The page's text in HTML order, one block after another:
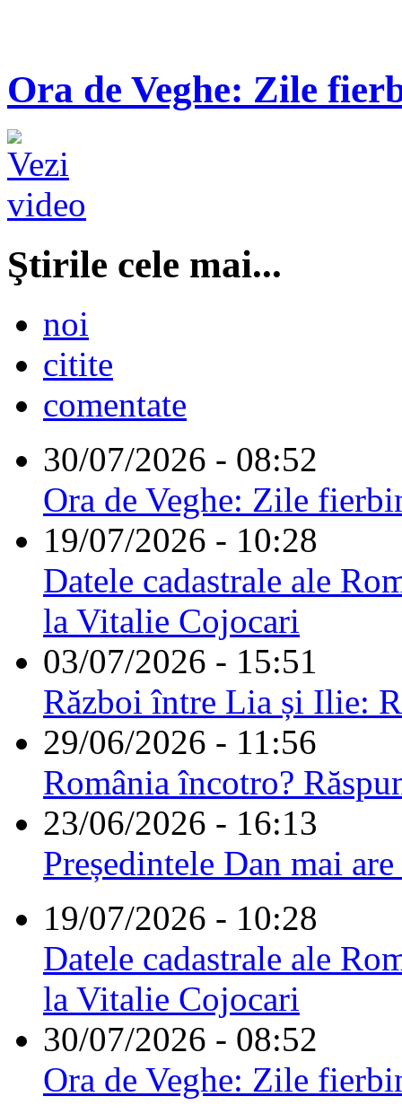
Ora de Veghe: Zile
Ştirile cele mai...
noi
citite
comentate
30/07/2026 - 08:52
Ora de Veghe: Zile
19/07/2026 - 10:28
Datele cadastrale ale
la Vitalie Cojocari
03/07/2026 - 15:51
Război între Lia și Ilie:
29/06/2026 - 11:56
România încotro?
23/06/2026 - 16:13
Președintele Dan mai
19/07/2026 - 10:28
Datele cadastrale ale
la Vitalie Cojocari
30/07/2026 - 08:52
Ora de Veghe: Zile